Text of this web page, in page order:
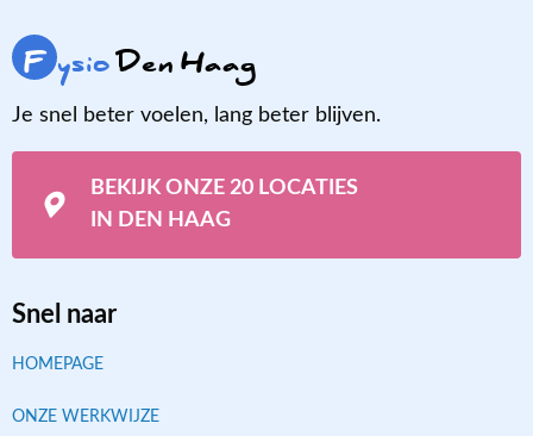
F ysioDen Haag
Je snel beter voelen, lang beter blijven.
BEKIJK ONZE 20 LOCATIES
IN DEN HAAG
Snel naar
HOMEPAGE
ONZE WERKWIJZE